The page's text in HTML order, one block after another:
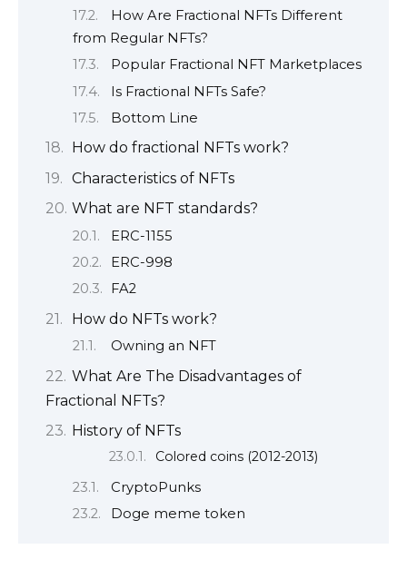
How Are Fractional NFTs Different
from Regular NFTs?
Popular Fractional NFT Marketplaces
Is Fractional NFTs Safe?
Bottom Line
How do fractional NFTs work?
Characteristics of NFTs
What are NFT standards?
ERC-1155
ERC-998
FA2
How do NFTs work?
Owning an NFT
What Are The Disadvantages of
Fractional NFTs?
History of NFTs
Colored coins (2012-2013)
CryptoPunks
Doge meme token